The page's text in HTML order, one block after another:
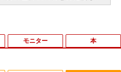
モニター 本